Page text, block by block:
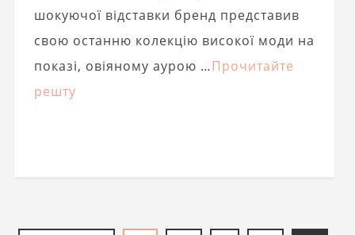
шокуючої відставки бренд представив
свою останню колекцію високої моди на
показі, овіяному аурою …Прочитайте
решту